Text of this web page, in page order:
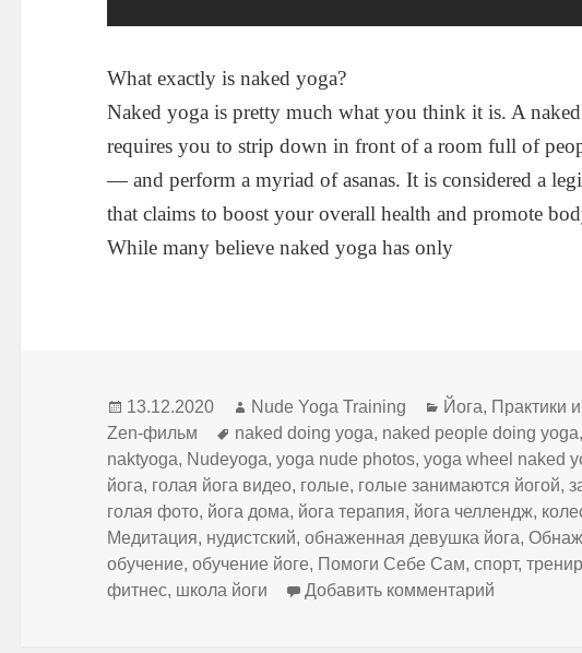
What exactly is naked yoga?
Naked yoga is pretty much what you think it is. A naked
requires you to strip down in front of a room full of
— and perform a myriad of asanas. It is considered a
that claims to boost your overall health and promote
While many believe naked yoga has only
Опубликовано
13.12.2020 Автор
Nude Yoga Training Рубрики
Йога, Практики
Zen-фильм
Метки
naked doing yoga, naked people doing yoga,
naktyoga, Nudeyoga,yoga nude photos,yoga wheel naked
йога, голая йога видео, голые, голые занимаются йогой,
голая фото, йога дома, йога терапия, йога челлендж,
Медитация, нудистский,обнаженная девушка йога,
обучение,обучение йоге, Помоги Себе Сам,спорт,
фитнес, школа йоги Добавить комментарий